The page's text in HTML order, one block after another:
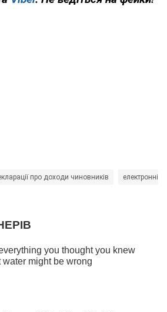
про доходи чиновників електронні